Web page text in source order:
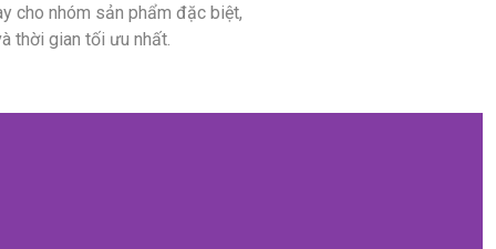
cho nhóm sản phẩm đặc biệt,
thời gian tối ưu nhất.